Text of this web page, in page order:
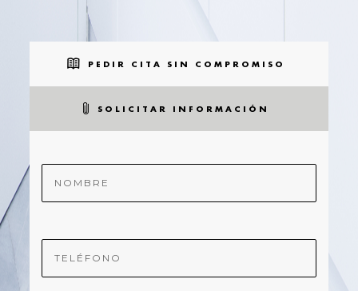
PEDIR CITA SIN COMPROMISO
SOLICITAR INFORMACIÓN